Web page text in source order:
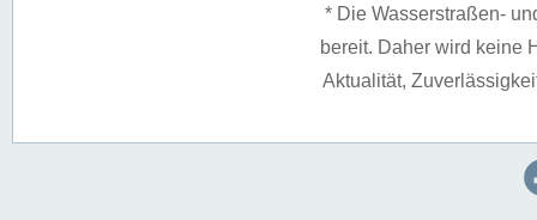
* Die Wasserstraßen-
bereit. Daher wird keine
Aktualität,